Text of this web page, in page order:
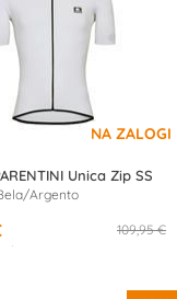
Unica Zip SS
Argento
109,95 €
/mesec